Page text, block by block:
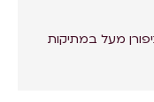
מעל במתיקות